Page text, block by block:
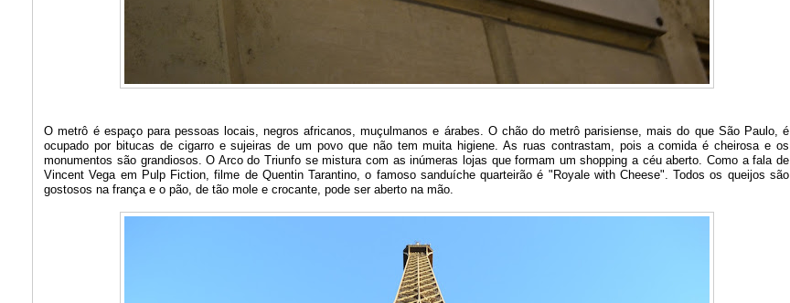
O metrô é espaço para pessoas locais, negros africanos, muçulmanos e árabes. O chão do metrô parisiense, mais do que São Paulo, é
ocupado por bitucas de cigarro e sujeiras de um povo que não tem muita higiene. As ruas contrastam, pois a comida é cheirosa e os
monumentos são grandiosos. O Arco do Triunfo se mistura com as inúmeras lojas que formam um shopping a céu aberto. Como a fala de
Vincent Vega em Pulp Fiction, filme de Quentin Tarantino, o famoso sanduíche quarteirão é "Royale with Cheese". Todos os queijos são
gostosos na frança e o pão, de tão mole e crocante, pode ser aberto na mão.